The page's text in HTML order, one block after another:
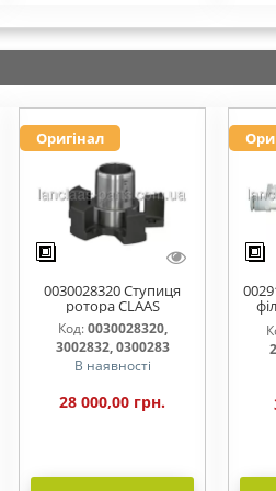
Оригінал
0030028320 Ступиця
ротора CLAAS
Код: 0030028320,
3002832, 0300283
В наявності
28 000,00 грн.